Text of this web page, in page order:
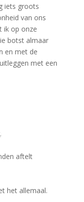
iets groots
van ons
ik op onze
botst almaar
en met de
met een
aftelt
het allemaal.